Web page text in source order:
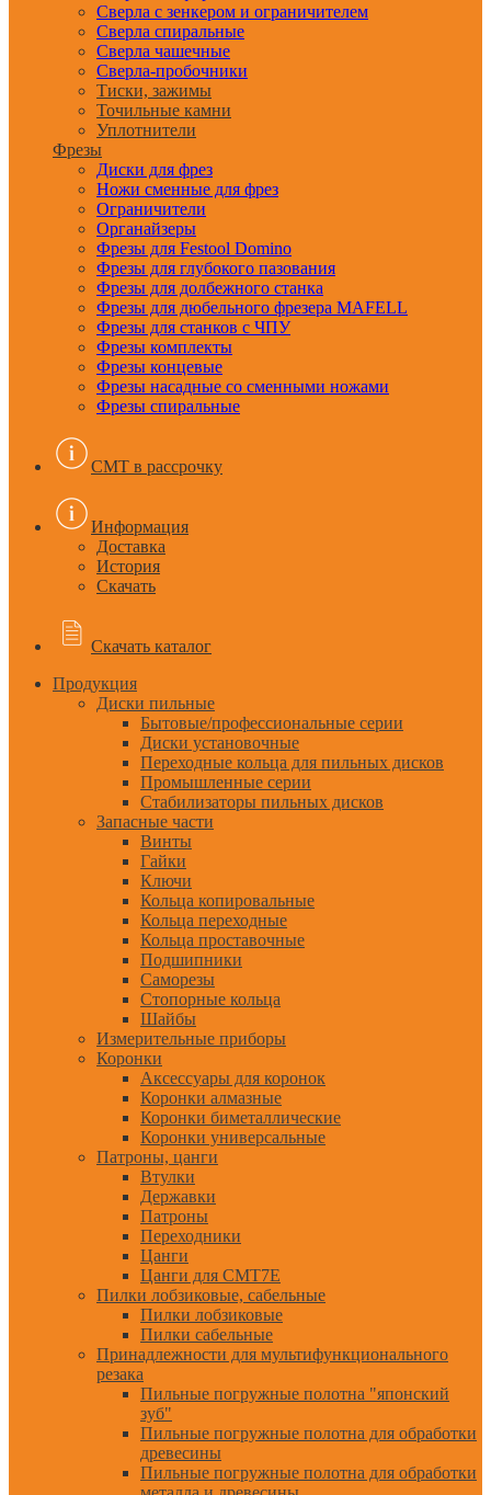
Сверла с зенкером и ограничителем
Сверла спиральные
Сверла чашечные
Сверла-пробочники
Тиски, зажимы
Точильные камни
Уплотнители
Фрезы
Диски для фрез
Ножи сменные для фрез
Ограничители
Органайзеры
Фрезы для Festool Domino
Фрезы для глубокого пазования
Фрезы для долбежного станка
Фрезы для дюбельного фрезера MAFELL
Фрезы для станков с ЧПУ
Фрезы комплекты
Фрезы концевые
Фрезы насадные со сменными ножами
Фрезы спиральные
CMT в рассрочку
Информация
Доставка
История
Скачать
Скачать каталог
Продукция
Диски пильные
Бытовые/профессиональные серии
Диски установочные
Переходные кольца для пильных дисков
Промышленные серии
Стабилизаторы пильных дисков
Запасные части
Винты
Гайки
Ключи
Кольца копировальные
Кольца переходные
Кольца проставочные
Подшипники
Саморезы
Стопорные кольца
Шайбы
Измерительные приборы
Коронки
Аксессуары для коронок
Коронки алмазные
Коронки биметаллические
Коронки универсальные
Патроны, цанги
Втулки
Державки
Патроны
Переходники
Цанги
Цанги для CMT7E
Пилки лобзиковые, сабельные
Пилки лобзиковые
Пилки сабельные
Принадлежности для мультифункционального
резака
Пильные погружные полотна "японский
зуб"
Пильные погружные полотна для обработки
древесины
Пильные погружные полотна для обработки